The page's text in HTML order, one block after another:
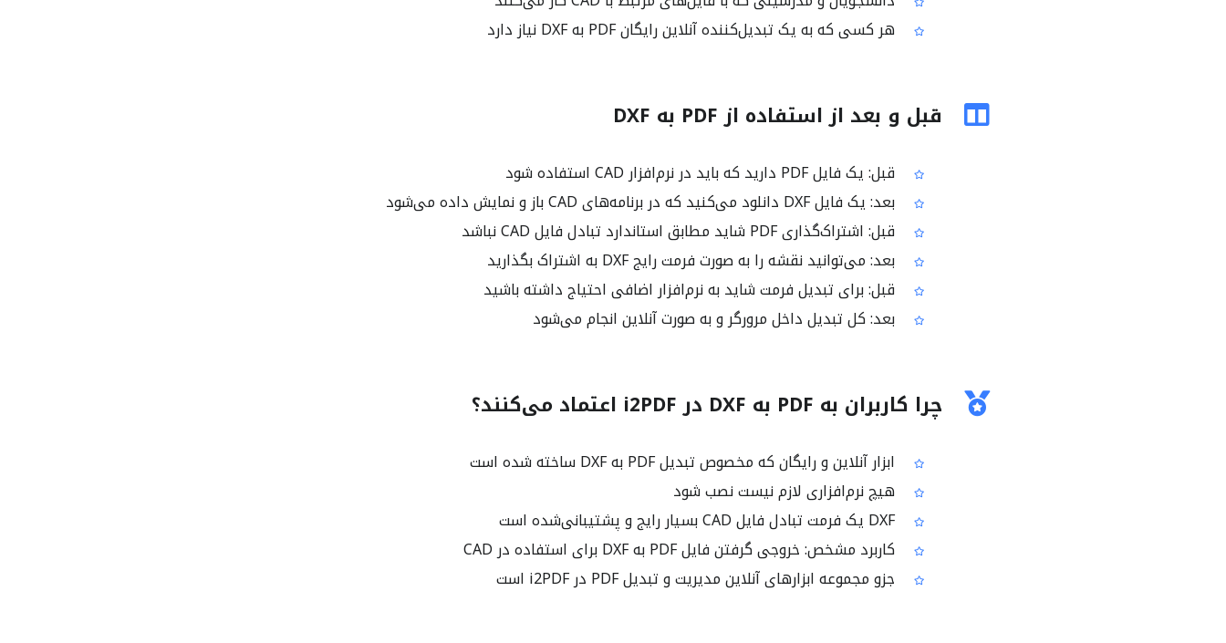
هر کسی که به یک تبدیل‌کننده آنلاین رایگان PDF به DXF نیاز دارد
قبل و بعد از استفاده از PDF به DXF
قبل: یک فایل PDF دارید که باید در نرم‌افزار CAD استفاده شود
بعد: یک فایل DXF دانلود می‌کنید که در برنامه‌های CAD باز و نمایش داده می‌شود
قبل: اشتراک‌گذاری PDF شاید مطابق استاندارد تبادل فایل CAD نباشد
بعد: می‌توانید نقشه را به صورت فرمت رایج DXF به اشتراک بگذارید
قبل: برای تبدیل فرمت شاید به نرم‌افزار اضافی احتیاج داشته باشید
بعد: کل تبدیل داخل مرورگر و به صورت آنلاین انجام می‌شود
چرا کاربران به PDF به DXF در i2PDF اعتماد می‌کنند؟
ابزار آنلاین و رایگان که مخصوص تبدیل PDF به DXF ساخته شده است
هیچ نرم‌افزاری لازم نیست نصب شود
DXF یک فرمت تبادل فایل CAD بسیار رایج و پشتیبانی‌شده است
کاربرد مشخص: خروجی گرفتن فایل PDF به DXF برای استفاده در CAD
جزو مجموعه ابزارهای آنلاین مدیریت و تبدیل PDF در i2PDF است